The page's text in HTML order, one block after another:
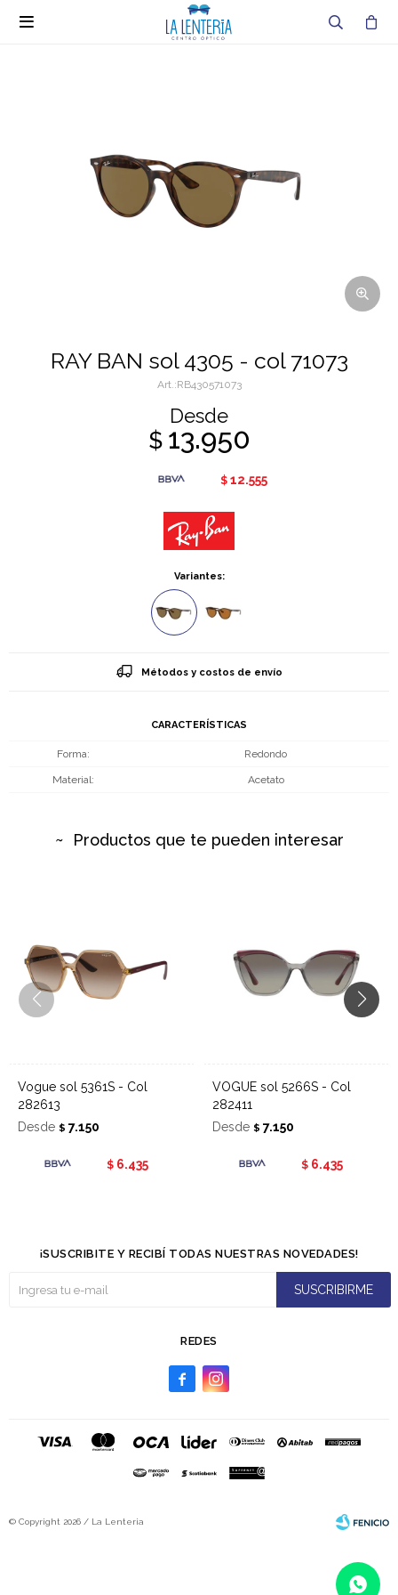

RAY BAN sol 4305 - col 71073
RB430571073
Desde
$ 13.950
$ 12.555
Variantes:
Métodos y costos de envío
CARACTERÍSTICAS
Forma Redondo
Material Acetato
Productos que te pueden interesar
Vogue sol 5361S - Col
282613
Desde $ 7.150
$ 6.435
VOGUE sol 5266S - Col
282411
Desde $ 7.150
$ 6.435
REDES
 
¡SUSCRIBITE Y RECIBÍ TODAS NUESTRAS NOVEDADES!
SUSCRIBIRME
© Copyright 2026 / La Lenteria